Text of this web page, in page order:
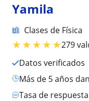
Yamila
Clases de Física
★★★★★279
Datos verificados
más de 5 años
Tasa de respuesta